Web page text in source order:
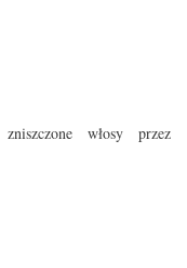
włosy przez